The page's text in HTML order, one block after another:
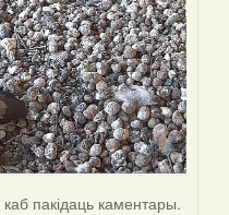
каб пакідаць каментары.